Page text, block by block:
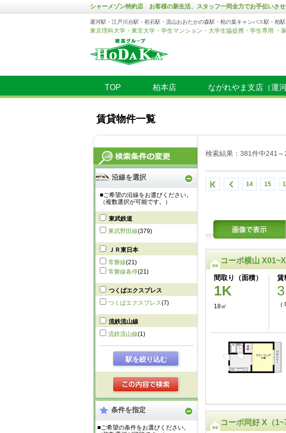
沿線を選択
■ご希望の沿線をお選びください。
（複数選択が可能です。）
東武鉄道
東武野田線(379)
ＪＲ東日本
常磐線(21)
常磐線各停(21)
つくばエクスプレス
つくばエクスプレス(7)
流鉄流山線
流鉄流山線(1)
駅を絞り込む
条件を指定
■ご希望の条件をお選びください。
シャーメゾン特約店 お客様の新生活、スタッフ一同全力でお手伝いさせ
運河駅・江戸川台駅・初石駅・流山おおたかの森駅・柏の葉キャンパス駅・柏
東京理科大学・東京大学・学生マンション・大学生協提携・学生専用 ・
TOP 柏本店 ながれやま支店（運
賃貸物件一覧
検索結果：381件中241
14 15
コーポ横山
間取り（面積）
1K
18㎡
賃
（
コーポ同好 X（